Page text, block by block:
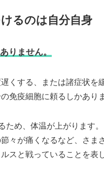
るのは自分自身
りません。
くする、または諸症状を
免疫細胞に頼るしかあり
ため、体温が上がります
々が痛くなるなど、さま
スと戦っていることを表